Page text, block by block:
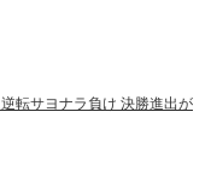
転サヨナラ負け 決勝進出が